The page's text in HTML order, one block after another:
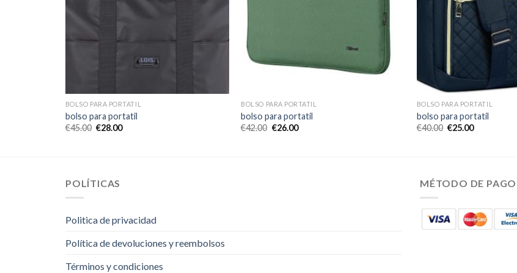
BOLSO PARA PORTATIL
bolso para portatil
€45.00 €28.00
BOLSO PARA PORTATIL
bolso para portatil
€42.00 €26.00
BOLSO PARA PORTATIL
bolso para portatil
€40.00 €25.00
POLÍTICAS
Politica de privacidad
Política de devoluciones y reembolsos
Términos y condiciones
MÉTODO DE PAGO